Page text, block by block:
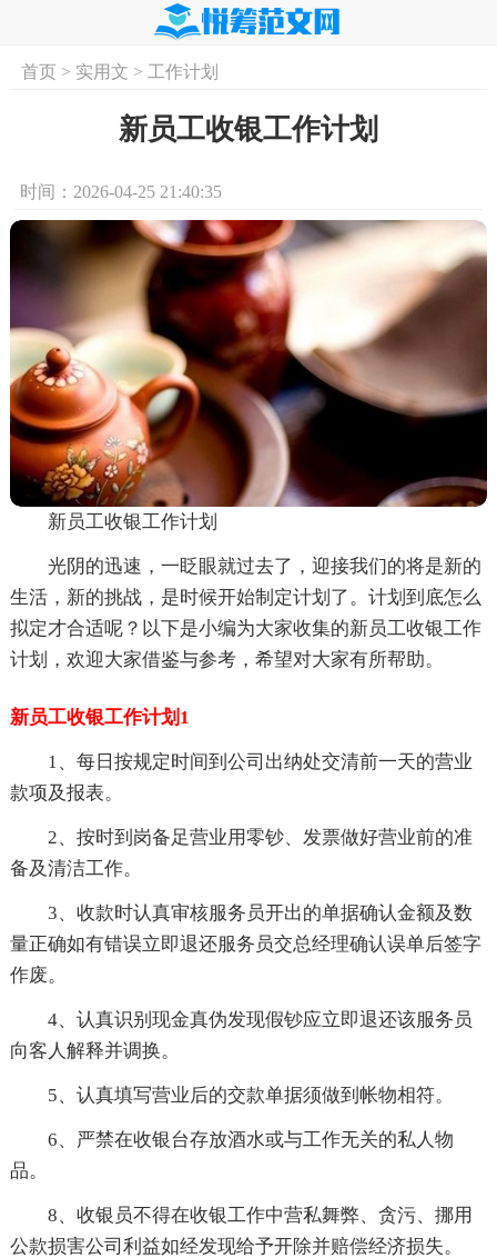
首页 实用文
首页> 实用文 > 工作计划
新员工收银工作计划
时间：2026-04-25 21:40:35
新员工收银工作计划
光阴的迅速，一眨眼就过去了，迎接我们的将是新的
生活，新的挑战，是时候开始制定计划了。计划到底怎么
拟定才合适呢？以下是小编为大家收集的新员工收银工作
计划，欢迎大家借鉴与参考，希望对大家有所帮助。
新员工收银工作计划1
1、每日按规定时间到公司出纳处交清前一天的营业
款项及报表。
2、按时到岗备足营业用零钞、发票做好营业前的准
备及清洁工作。
3、收款时认真审核服务员开出的单据确认金额及数
量正确如有错误立即退还服务员交总经理确认误单后签字
作废。
4、认真识别现金真伪发现假钞应立即退还该服务员
向客人解释并调换。
5、认真填写营业后的交款单据须做到帐物相符。
6、严禁在收银台存放酒水或与工作无关的私人物
品。
8、收银员不得在收银工作中营私舞弊、贪污、挪用
公款损害公司利益如经发现给予开除并赔偿经济损失。